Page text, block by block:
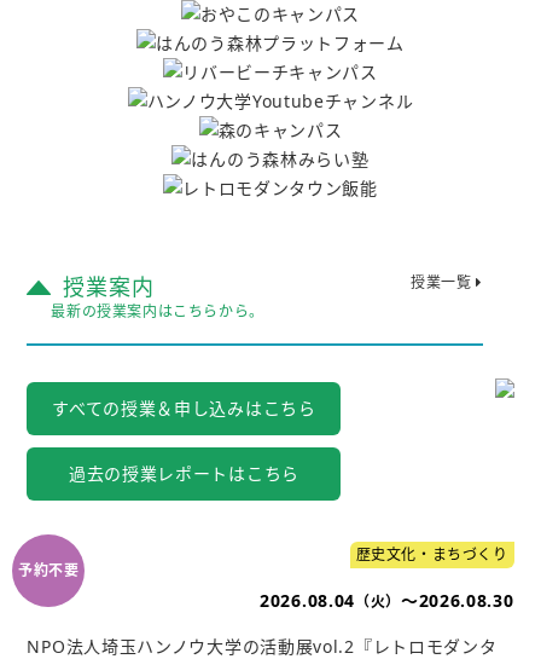
授業案内
最新の授業案内はこちらから。
授業一覧
すべての授業＆申し込みはこちら
過去の授業レポートはこちら
歴史文化・まちづくり
2026.08.04 （火） ～2026.08.30
NPO法人埼玉ハンノウ大学の活動展vol.2『レトロモダンタ